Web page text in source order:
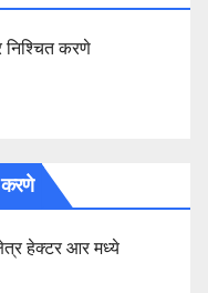
निश्चित करणे
करणे
हेक्टर आर मध्ये